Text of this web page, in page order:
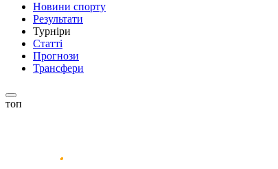
Новини спорту
Результати
Турніри
Статті
Прогнози
Трансфери
топ